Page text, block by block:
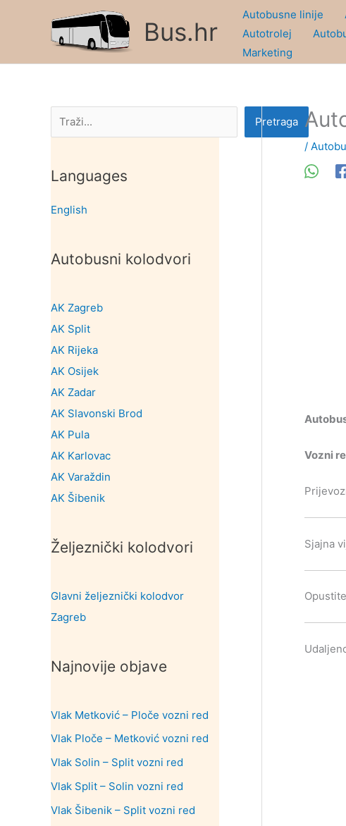
Bus.hr
Autobusne linije
Autotrolej
Marketing
Pretraga Pretraga
Languages
English
Autobusni kolodvori
AK Zagreb
AK Split
AK Rijeka
AK Osijek
AK Zadar
AK Slavonski Brod
AK Pula
AK Karlovac
AK Varaždin
AK Šibenik
Željeznički kolodvori
Glavni željeznički kolodvor
Zagreb
Najnovije objave
Vlak Metković – Ploče vozni red
Vlak Ploče – Metković vozni red
Vlak Solin – Split vozni red
Vlak Split – Solin vozni red
Vlak Šibenik – Split vozni red
/
Vozni
Sjajna